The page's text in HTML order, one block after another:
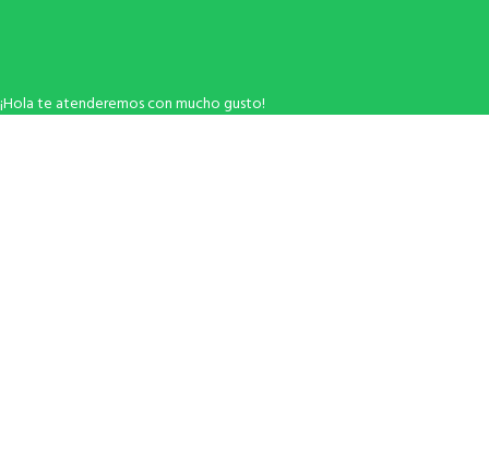
¡Hola te atenderemos con mucho gusto!